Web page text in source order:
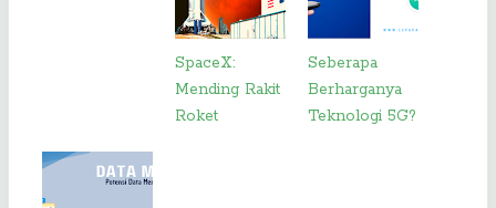
SpaceX:
Mending Rakit
Roket
Seberapa
Berharganya
Teknologi 5G?